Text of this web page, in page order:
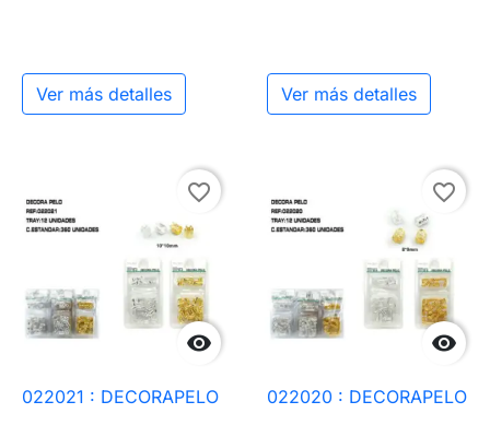
Ver más detalles Ver más detalles

favorite_border
022021 : DECORAPELO

favorite_border
022020 : DECORAPELO